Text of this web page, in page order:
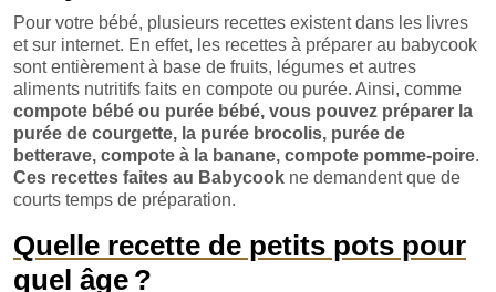
Pour votre bébé, plusieurs recettes existent dans les livres
et sur internet. En effet, les recettes à préparer au babycook
sont entièrement à base de fruits, légumes et autres
aliments nutritifs faits en compote ou purée. Ainsi, comme
compote bébé ou purée bébé, vous pouvez préparer la
purée de courgette, la purée brocolis, purée de
betterave, compote à la banane, compote pomme-poire.
Ces recettes faites au Babycook ne demandent que de
courts temps de préparation.
Quelle recette de petits pots pour
quel âge ?